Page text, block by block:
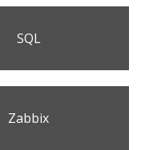
SQL
Zabbix